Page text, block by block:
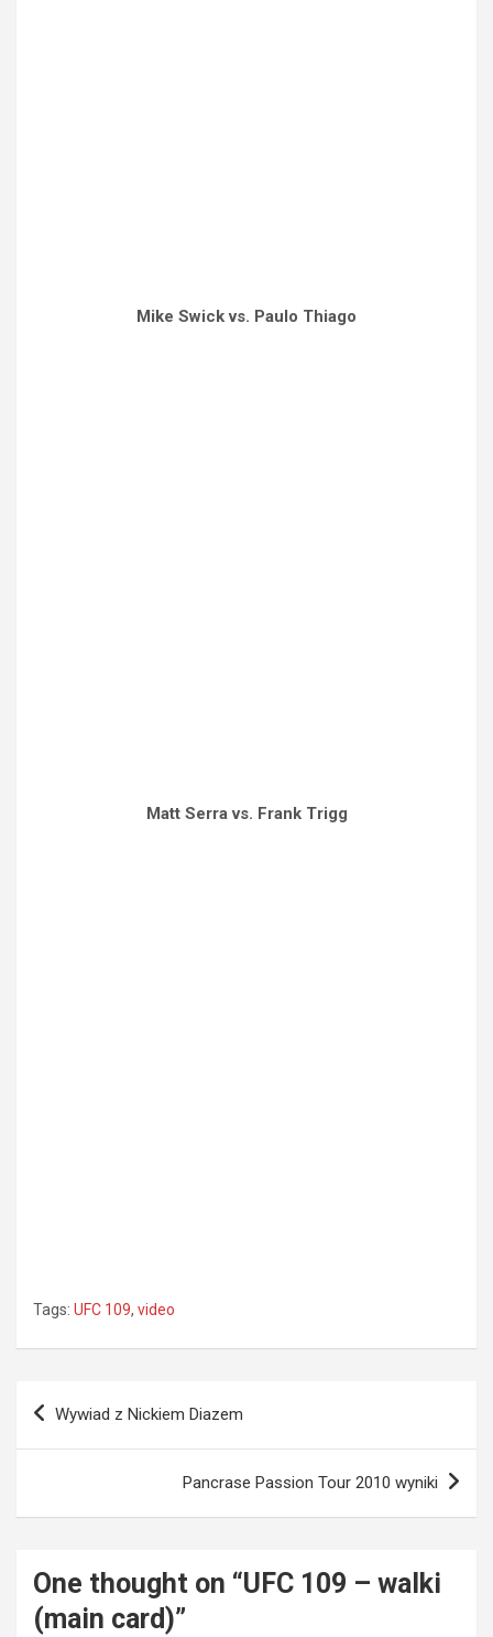
Mike Swick vs. Paulo Thiago
Matt Serra vs. Frank Trigg
Tags: UFC 109, video
Nawigacja
wpisu
Wywiad z Nickiem Diazem
Pancrase Passion Tour 2010 wyniki
One thought on “UFC 109 – walki
(main card)”